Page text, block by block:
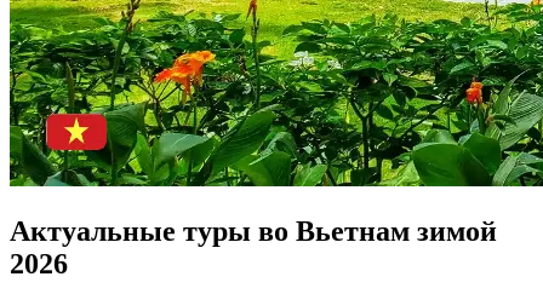
Актуальные туры во Вьетнам зимой
2026